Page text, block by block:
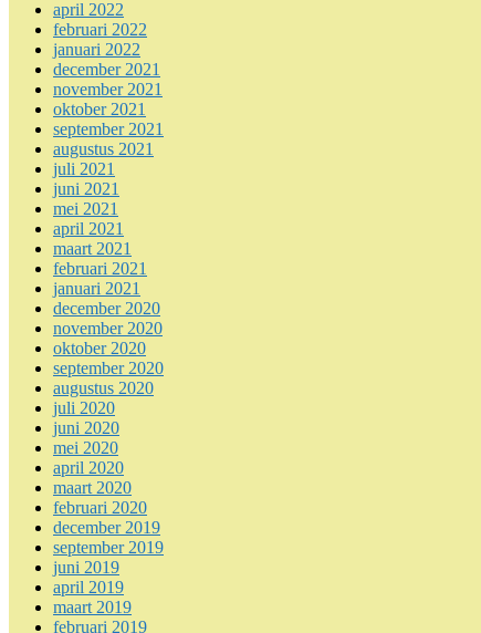
april 2022
februari 2022
januari 2022
december 2021
november 2021
oktober 2021
september 2021
augustus 2021
juli 2021
juni 2021
mei 2021
april 2021
maart 2021
februari 2021
januari 2021
december 2020
november 2020
oktober 2020
september 2020
augustus 2020
juli 2020
juni 2020
mei 2020
april 2020
maart 2020
februari 2020
december 2019
september 2019
juni 2019
april 2019
maart 2019
februari 2019